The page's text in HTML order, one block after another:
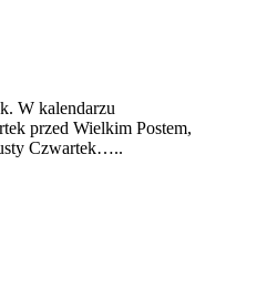
W kalendarzu
przed Wielkim Postem,
Czwartek…..